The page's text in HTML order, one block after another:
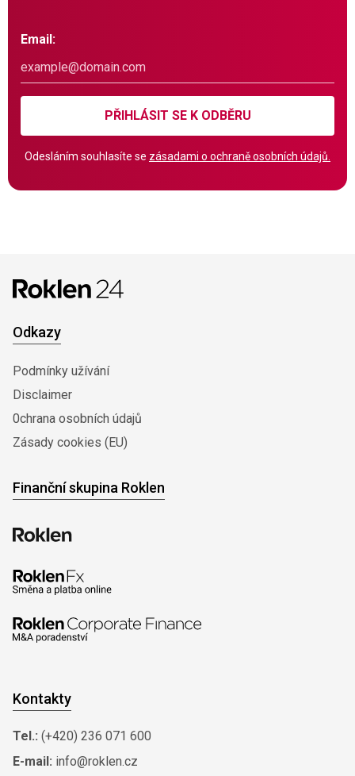
Email:
PŘIHLÁSIT SE K ODBĚRU
Odesláním souhlasíte se zásadami o ochraně osobních údajů.
Odkazy
Podmínky užívání
Disclaimer
0chrana osobních údajů
Zásady cookies (EU)
Finanční skupina Roklen
Kontakty
Tel.: (+420) 236 071 600
E-mail: info@roklen.cz